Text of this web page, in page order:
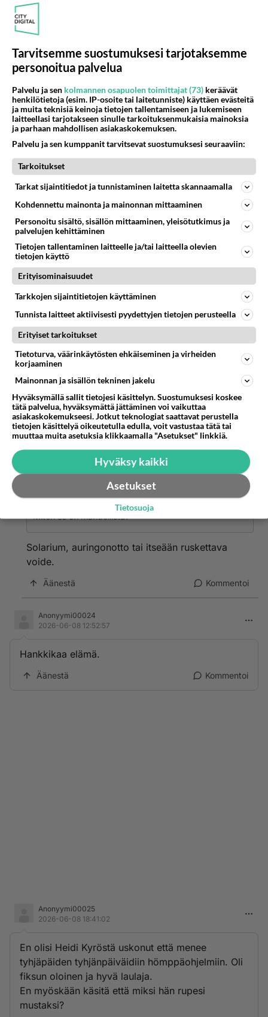
2026-06-09 20:18:35
Anonyymi00023kirjoitti:
Heidi Kyrö on ex laulajatähti 90 luvun alusta Tidjan on
Afrikkalainen maahanmuuttaja.
Pitääkö mun olla nyt vaikuttunut tuosta tiedosta?
Anonyymi00014
Onko kenties nauttinut jotain...😵‍💫
Äänestä Kommentoi
Anonyymi00016
2026-06-07 20:08:23
Tuo nainen oli ennen valkoinen ja nyt yhtäkkiä
sama pigmentti kuin poikaystävällä.
Äänestä Kommentoi
Anonyymi00020
2026-06-07 23:55:31
Miten se on mahdollista?
Äänestä Kommentoi
Anonyymi00026
Anonyymi00020kirjoitti:
Miten se on mahdollista?
Solarium, auringonotto tai itseään ruskettava
voide.
Äänestä Kommentoi
Anonyymi00024
2026-06-08 12:52:57
Hankkikaa elämä.
Äänestä Kommentoi
Anonyymi00025
2026-06-08 18:41:02
En olisi Heidi Kyröstä uskonut että menee
tyhjäpäiden tyhjänpäiväidiin hömppäohjelmiin. Oli
fiksun oloinen ja hyvä laulaja.
En myöskään käsitä että miksi hän rupesi
mustaksi?
Tarvitsemme suostumuksesi tarjotaksemme
personoitua palvelua
Palvelu ja sen kolmannen osapuolen toimittajat (73) keräävät
henkilötietoja (esim. IP-osoite tai laitetunniste) käyttäen evästeitä
ja muita teknisiä keinoja tietojen tallentamiseen ja lukemiseen
laitteellasi tarjotakseen sinulle tarkoituksenmukaisia mainoksia
ja parhaan mahdollisen asiakaskokemuksen.
Palvelu ja sen kumppanit tarvitsevat suostumuksesi seuraaviin:
Tarkoitukset
Tarkat sijaintitiedot ja tunnistaminen laitetta skannaamalla
Kohdennettu mainonta ja mainonnan mittaaminen
Personoitu sisältö, sisällön mittaaminen, yleisötutkimus ja
palvelujen kehittäminen
Tietojen tallentaminen laitteelle ja/tai laitteella olevien
tietojen käyttö
Erityisominaisuudet
Tarkkojen sijaintitietojen käyttäminen
Tunnista laitteet aktiivisesti pyydettyjen tietojen perusteella
Erityiset tarkoitukset
Tietoturva, väärinkäytösten ehkäiseminen ja virheiden
korjaaminen
Mainonnan ja sisällön tekninen jakelu
Hyväksymällä sallit tietojesi käsittelyn. Suostumuksesi koskee
tätä palvelua, hyväksymättä jättäminen voi vaikuttaa
asiakaskokemukseesi. Jotkut teknologiat saattavat perustella
tietojen käsittelyä oikeutetulla edulla, voit vastustaa tätä tai
muuttaa muita asetuksia klikkaamalla "Asetukset" linkkiä.
Hyväksy kaikki
Asetukset
Tietosuoja